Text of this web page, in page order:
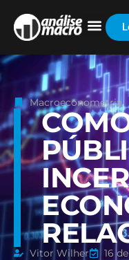
Macroeconometria
Vitor Wilher 16